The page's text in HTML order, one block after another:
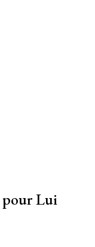
pour Lui